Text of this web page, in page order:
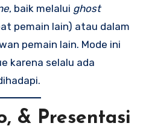
, baik melalui ghost
pemain lain) atau dalam
pemain lain. Mode ini
karena selalu ada
& Presentasi